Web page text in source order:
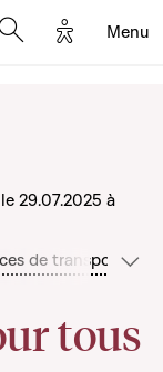
Options
Menu
de transports
tous
29.07.2025 à